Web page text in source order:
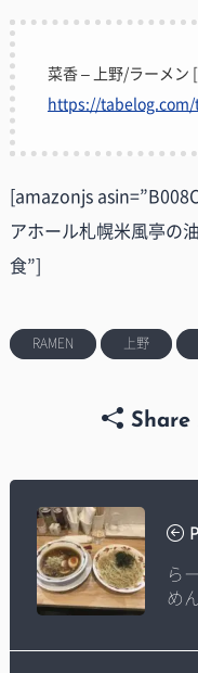
菜香 – 上野/ラーメン
https://tabelog.com/
[amazonjs
アホール札幌米風亭の
食”]
RAMEN 上野
ら
め